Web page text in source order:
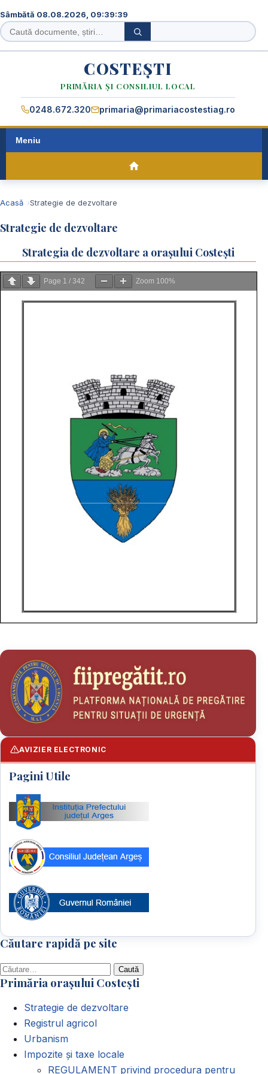
Sâmbătă 08.08.2026, 09:39:40
Caută
în
Caută
COSTEȘTI
PRIMĂRIA ȘI CONSILIUL LOCAL
0248.672.320 primaria@primariacostestiag.ro
Meniu
Acasă Strategie de dezvoltare
Strategie de dezvoltare
Strategia de dezvoltare a orașului Costești
Page 1 / 342 Zoom 100%
AVIZIER ELECTRONIC
Pagini Utile
Căutare rapidă pe site
Caută
după:
Primăria orașului Costești
Strategie de dezvoltare
Registrul agricol
Urbanism
Impozite și taxe locale
REGULAMENT privind procedura pentru